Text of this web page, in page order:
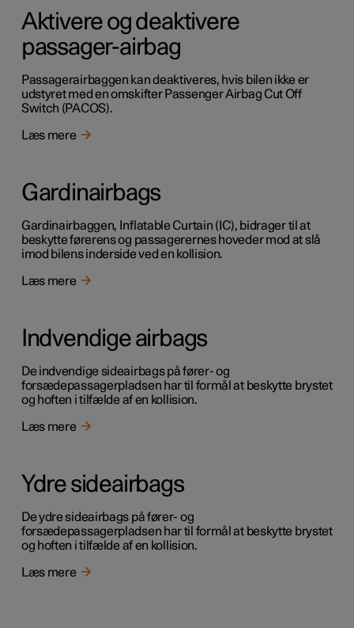
Aktivere og deaktivere
passager-airbag
Passagerairbaggen kan deaktiveres, hvis bilen ikke er
udstyret med en omskifter Passenger Airbag Cut Off
Switch (PACOS).
Læs mere
Gardinairbags
Gardinairbaggen, Inflatable Curtain (IC), bidrager til at
beskytte førerens og passagerernes hoveder mod at slå
imod bilens inderside ved en kollision.
Læs mere
Indvendige airbags
De indvendige sideairbags på fører- og
forsædepassagerpladsen har til formål at beskytte brystet
og hoften i tilfælde af en kollision.
Læs mere
Ydre sideairbags
De ydre sideairbags på fører- og
forsædepassagerpladsen har til formål at beskytte brystet
og hoften i tilfælde af en kollision.
Læs mere